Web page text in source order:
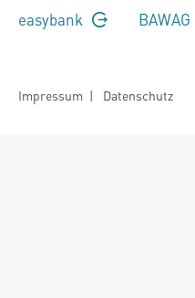
easybank BAWAG
Impressum | Datenschutz